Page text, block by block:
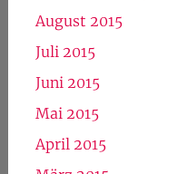
August 2015
Juli 2015
Juni 2015
Mai 2015
April 2015